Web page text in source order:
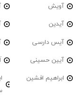
آویش
آیدین
آیس دارسی
آیین حسینی
ابراهیم افشین